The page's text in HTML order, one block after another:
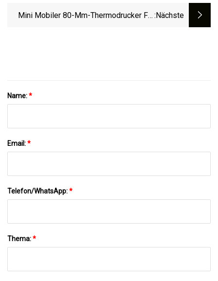
Frachtbriefdrucker N41 Versandetiketten-
Mini Mobiler 80-Mm-Thermodrucker Für :nächste
Name:*
Email:*
Telefon/WhatsApp:*
Thema:*